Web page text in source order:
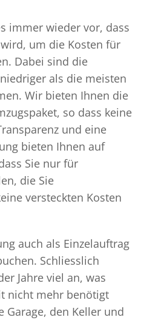
immer wieder vor, dass
um die Kosten für
Dabei sind die
als die meisten
Wir bieten Ihnen die
so dass keine
und eine
bieten Ihnen auf
Sie nur für
die Sie
versteckten Kosten
auch als Einzelauftrag
Schliesslich
Jahre viel an, was
nicht mehr benötigt
Garage, den Keller und